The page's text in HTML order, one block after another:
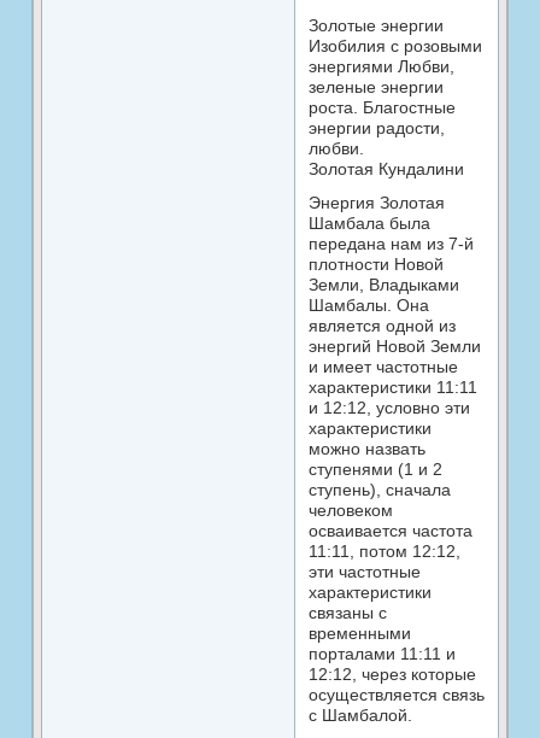
Золотые энергии
Изобилия с розовыми
энергиями Любви,
зеленые энергии
роста. Благостные
энергии радости,
любви.
Золотая Кундалини
Энергия Золотая
Шамбала была
передана нам из 7-й
плотности Новой
Земли, Владыками
Шамбалы. Она
является одной из
энергий Новой Земли
и имеет частотные
характеристики 11:11
и 12:12, условно эти
характеристики
можно назвать
ступенями (1 и 2
ступень), сначала
человеком
осваивается частота
11:11, потом 12:12,
эти частотные
характеристики
связаны с
временными
порталами 11:11 и
12:12, через которые
осуществляется связь
с Шамбалой.